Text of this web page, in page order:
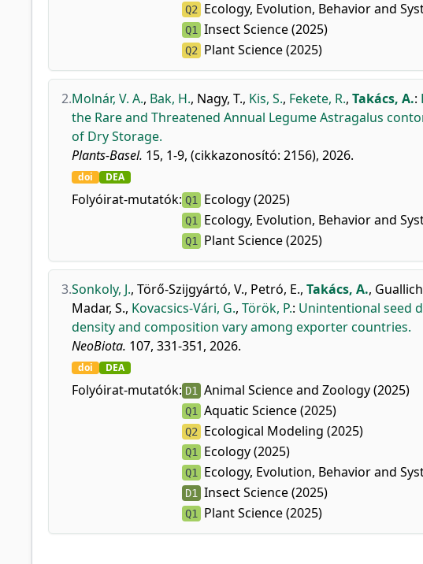
Q2 Ecology, Evolution, Behavior and
Q1 Insect Science (2025)
Q2 Plant Science (2025)
2.Molnár, V. A., Bak, H., Nagy, T., Kis, S., Fekete, R., Takács, A.:
the Rare and Threatened Annual Legume Astragalus
of Dry Storage.
Plants-Basel. 15, 1-9, (cikkazonosító: 2156), 2026.
doi DEA
Folyóirat-mutatók: Q1 Ecology (2025)
Q1 Ecology, Evolution, Behavior and
Q1 Plant Science (2025)
3.Sonkoly, J., Törő-Szijgyártó, V., Petró, E., Takács, A.,
Madar, S., Kovacsics-Vári, G., Török, P.: Unintentional seed
density and composition vary among exporter countries.
NeoBiota. 107, 331-351, 2026.
doi DEA
Folyóirat-mutatók: D1 Animal Science and Zoology (2025)
Q1 Aquatic Science (2025)
Q2 Ecological Modeling (2025)
Q1 Ecology (2025)
Q1 Ecology, Evolution, Behavior and
D1 Insect Science (2025)
Q1 Plant Science (2025)